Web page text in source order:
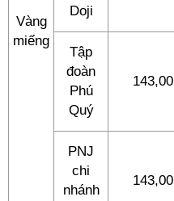
Vàng
miếng
Doji
Tập
đoàn
Phú
Quý
143,00
PNJ
chi
nhánh
143,00